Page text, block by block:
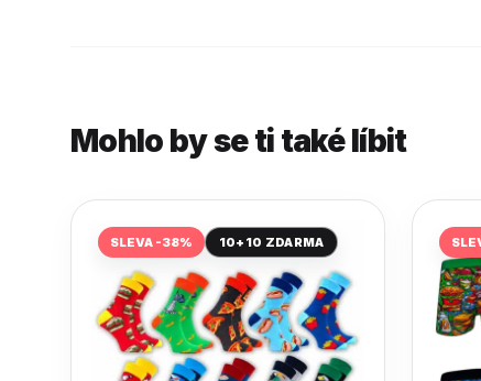
Mohlo by se ti také líbit
SLEVA -38% 10+10 ZDARMA